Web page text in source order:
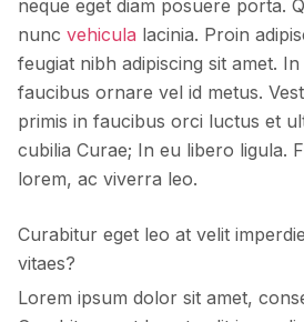
neque eget diam posuere porta.
nunc vehicula lacinia. Proin
feugiat nibh adipiscing sit amet.
faucibus ornare vel id metus.
primis in faucibus orci luctus et
cubilia Curae; In eu libero ligula.
lorem, ac viverra leo.
Curabitur eget leo at velit
vitaes?
Lorem ipsum dolor sit amet,